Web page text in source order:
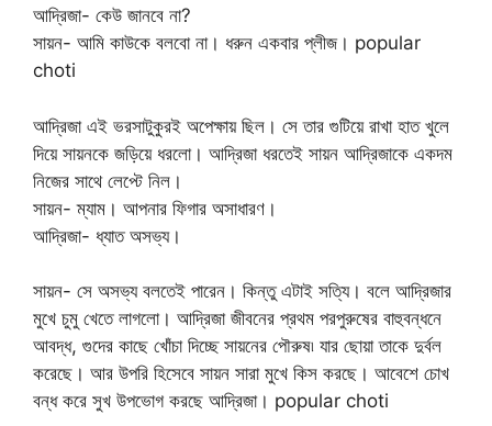
আদ্রিজা- কেউ জানবে না?
সায়ন- আমি কাউকে বলবো না। ধরুন একবার প্লীজ। popular
choti
আদ্রিজা এই ভরসাটুকুরই অপেক্ষায় ছিল। সে তার গুটিয়ে রাখা হাত খুলে
দিয়ে সায়নকে জড়িয়ে ধরলো। আদ্রিজা ধরতেই সায়ন আদ্রিজাকে একদম
নিজের সাথে লেপ্টে নিল।
সায়ন- ম্যাম। আপনার ফিগার অসাধারণ।
আদ্রিজা- ধ্যাত অসভ্য।
সায়ন- সে অসভ্য বলতেই পারেন। কিন্তু এটাই সত্যি। বলে আদ্রিজার
মুখে চুমু খেতে লাগলো। আদ্রিজা জীবনের প্রথম পরপুরুষের বাহুবন্ধনে
আবদ্ধ, গুদের কাছে খোঁচা দিচ্ছে সায়নের পৌরুষ৷ যার ছোয়া তাকে দুর্বল
করেছে। আর উপরি হিসেবে সায়ন সারা মুখে কিস করছে। আবেশে চোখ
বন্ধ করে সুখ উপভোগ করছে আদ্রিজা। popular choti